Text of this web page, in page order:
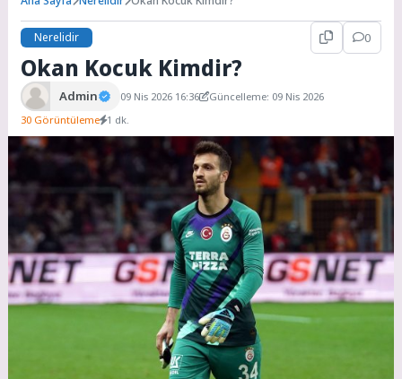
Nerelidir 0
Okan Kocuk Kimdir?
Admin 09 Nis 2026 16:36
Güncelleme: 09 Nis 2026
30 Görüntüleme 1 dk.